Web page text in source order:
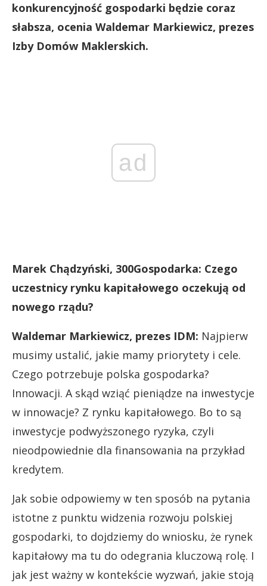
konkurencyjność gospodarki będzie coraz
słabsza, ocenia Waldemar Markiewicz, prezes
Izby Domów Maklerskich.
ad
Marek Chądzyński, 300Gospodarka: Czego
uczestnicy rynku kapitałowego oczekują od
nowego rządu?
Waldemar Markiewicz, prezes IDM: Najpierw
musimy ustalić, jakie mamy priorytety i cele.
Czego potrzebuje polska gospodarka?
Innowacji. A skąd wziąć pieniądze na inwestycje
w innowacje? Z rynku kapitałowego. Bo to są
inwestycje podwyższonego ryzyka, czyli
nieodpowiednie dla finansowania na przykład
kredytem.
Jak sobie odpowiemy w ten sposób na pytania
istotne z punktu widzenia rozwoju polskiej
gospodarki, to dojdziemy do wniosku, że rynek
kapitałowy ma tu do odegrania kluczową rolę. I
jak jest ważny w kontekście wyzwań, jakie stoją